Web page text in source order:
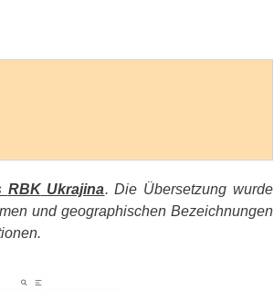
RBKUkrajina. Die Übersetzung wurde
und geographischen Bezeichnungen